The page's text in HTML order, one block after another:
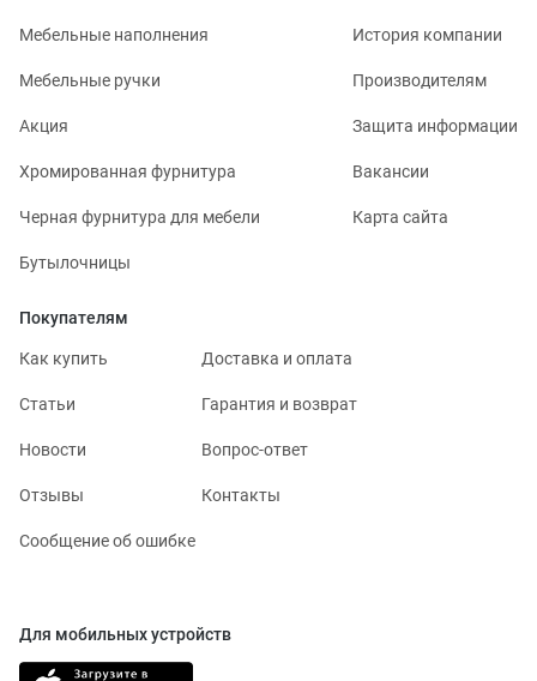
Мебельные наполнения
Мебельные ручки
Акция
Хромированная фурнитура
Черная фурнитура для мебели
Бутылочницы
История компании
Производителям
Защита информации
Вакансии
Карта сайта
Покупателям
Как купить Доставка и оплата
Статьи Гарантия и возврат
Новости Вопрос-ответ
Отзывы Контакты
Сообщение об ошибке
Для мобильных устройств